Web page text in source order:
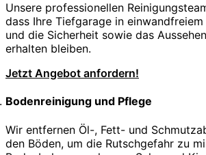
Unsere professionellen
dass Ihre Tiefgarage in
und die Sicherheit sowie das
erhalten bleiben.
Jetzt Angebot anfordern!
Bodenreinigung und Pflege
Wir entfernen Öl-, Fett- und
den Böden, um die Rutschgefahr zu